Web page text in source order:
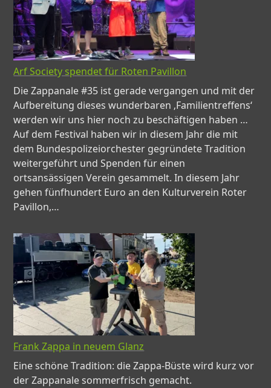
Arf Society spendet für Roten Pavillon
Die Zappanale #35 ist gerade vergangen und mit der
Aufbereitung dieses wunderbaren ‚Familientreffens‘
werden wir uns hier noch zu beschäftigen haben …
Auf dem Festival haben wir in diesem Jahr die mit
dem Bundespolizeiorchester gegründete Tradition
weitergeführt und Spenden für einen
ortsansässigen Verein gesammelt. In diesem Jahr
gehen fünfhundert Euro an den Kulturverein Roter
Pavillon,…
Frank Zappa in neuem Glanz
Eine schöne Tradition: die Zappa-Büste wird kurz vor
der Zappanale sommerfrisch gemacht.